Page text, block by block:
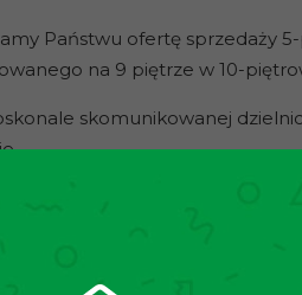
Państwu ofertę sprzedaży
na 9 piętrze w 10-
skomunikowanej
agencji!
in this particular